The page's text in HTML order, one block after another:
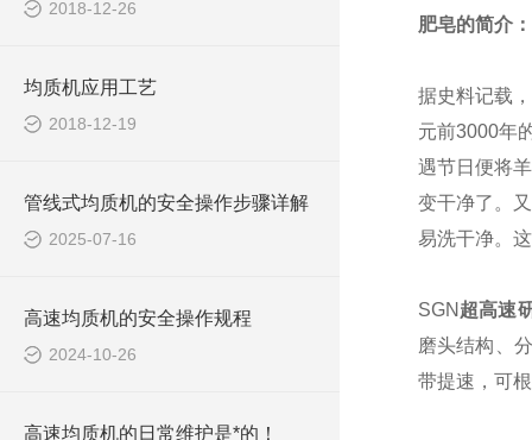
2018-12-26
均质机应用工艺
2018-12-19
管线式均质机的安全操作步骤详解
2025-07-16
高速均质机的安全操作规程
2024-10-26
高速均质机的日常维护是*的！
肥皂的简介：
据史料记载
元前3000年
遇节日便将
变干净了。
易洗干净。
SGN 超高速
磨头结构、
带提速，可